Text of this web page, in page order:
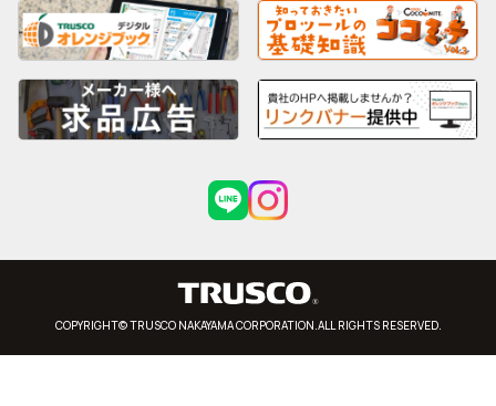
COPYRIGHT© TRUSCO NAKAYAMA CORPORATION.ALL RIGHTS RESERVED.